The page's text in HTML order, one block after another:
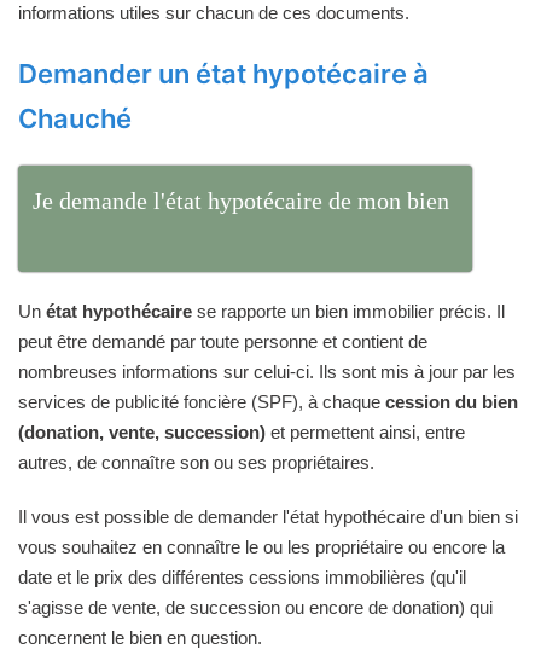
informations utiles sur chacun de ces documents.
Demander un état hypotécaire à
Chauché
Je demande l'état hypotécaire de mon bien
Un état hypothécaire se rapporte un bien immobilier précis. Il
peut être demandé par toute personne et contient de
nombreuses informations sur celui-ci. Ils sont mis à jour par les
services de publicité foncière (SPF), à chaque cession du bien
(donation, vente, succession) et permettent ainsi, entre
autres, de connaître son ou ses propriétaires.
Il vous est possible de demander l'état hypothécaire d'un bien si
vous souhaitez en connaître le ou les propriétaire ou encore la
date et le prix des différentes cessions immobilières (qu'il
s'agisse de vente, de succession ou encore de donation) qui
concernent le bien en question.